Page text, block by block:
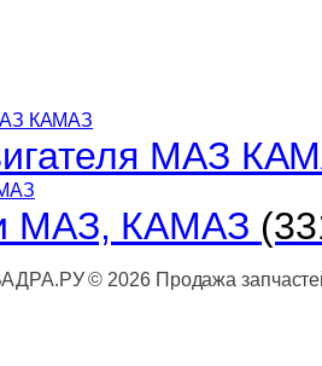
МАЗ
МАЗ, КАМАЗ
© 2026Продажа